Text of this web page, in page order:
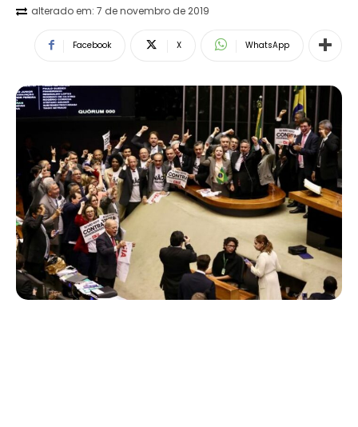
alterado em: 7 de novembro de 2019
Facebook X WhatsApp